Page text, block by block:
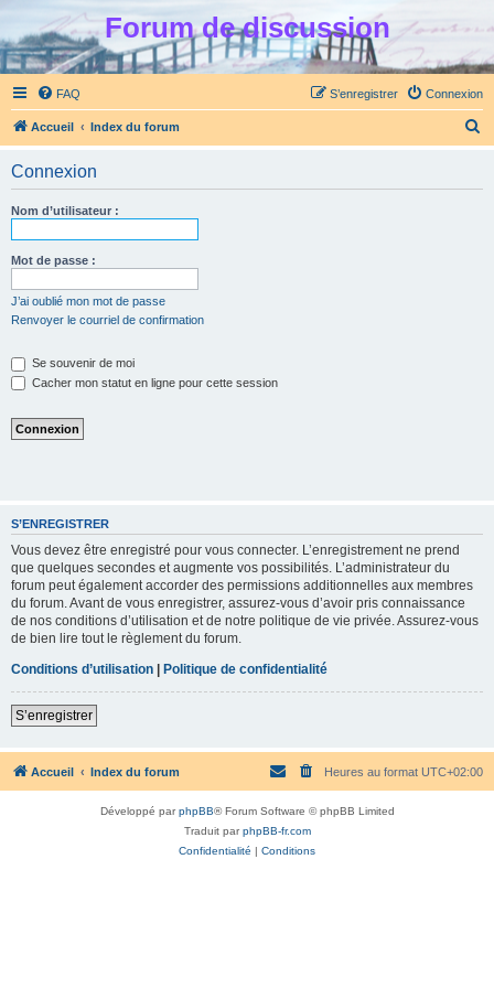
Forum de discussion
FAQ Connexion
S’enregistrer
Accueil Index du forum
Connexion
Nom d’utilisateur :
Mot de passe :
J’ai oublié mon mot de passe
Renvoyer le courriel de confirmation
Se souvenir de moi
Cacher mon statut en ligne pour cette session
S’ENREGISTRER
Vous devez être enregistré pour vous connecter. L’enregistrement ne prend
que quelques secondes et augmente vos possibilités. L’administrateur du
forum peut également accorder des permissions additionnelles aux membres
du forum. Avant de vous enregistrer, assurez-vous d’avoir pris connaissance
de nos conditions d’utilisation et de notre politique de vie privée. Assurez-vous
de bien lire tout le règlement du forum.
Conditions d’utilisation | Politique de confidentialité
S’enregistrer
Accueil Index du forum Heures au format UTC+02:00
Développé parphpBB® Forum Software © phpBB Limited
Traduit parphpBB-fr.com
Confidentialité | Conditions